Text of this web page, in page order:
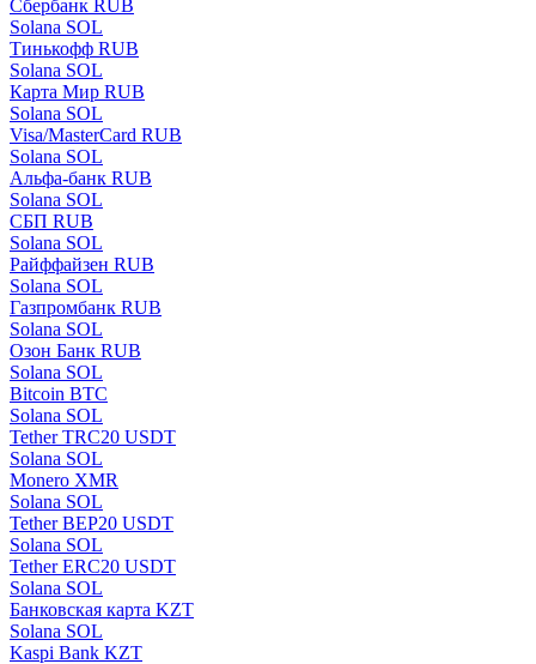
Сбербанк RUB
Solana SOL
Тинькофф RUB
Solana SOL
Карта Мир RUB
Solana SOL
Visa/MasterCard RUB
Solana SOL
Альфа-банк RUB
Solana SOL
СБП RUB
Solana SOL
Райффайзен RUB
Solana SOL
Газпромбанк RUB
Solana SOL
Озон Банк RUB
Solana SOL
Bitcoin BTC
Solana SOL
Tether TRC20 USDT
Solana SOL
Monero XMR
Solana SOL
Tether BEP20 USDT
Solana SOL
Tether ERC20 USDT
Solana SOL
Банковская карта KZT
Solana SOL
Kaspi Bank KZT